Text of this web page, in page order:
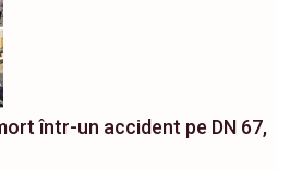
într-un accident pe DN 67,